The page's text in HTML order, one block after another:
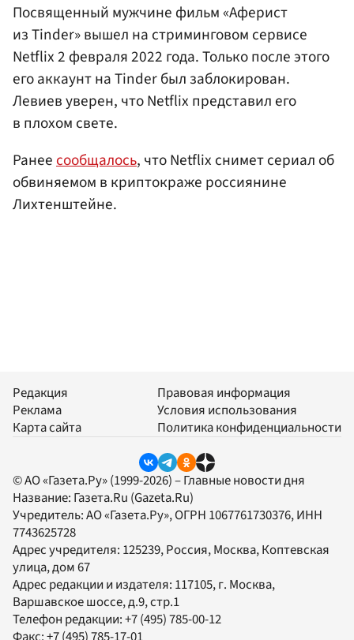
Посвященный мужчине фильм «Аферист
из Tinder» вышел на стриминговом сервисе
Netflix 2 февраля 2022 года. Только после этого
его аккаунт на Tinder был заблокирован.
Левиев уверен, что Netflix представил его
в плохом свете.
Ранеесообщалось, что Netflix снимет сериал об
обвиняемом в криптокраже россиянине
Лихтенштейне.
Редакция
Реклама
Карта сайта
Правовая информация
Условия использования
Политика конфиденциальности
© АО «Газета.Ру» (1999-2026) – Главные новости дня
Название: Газета.Ru (Gazeta.Ru)
Учредитель:АО «Газета.Ру», ОГРН 1067761730376, ИНН
7743625728
Адрес учредителя: 125239, Россия, Москва, Коптевская
улица, дом 67
Адрес редакции и издателя: 117105, г. Москва,
Варшавское шоссе, д.9, стр.1
Телефон редакции:+7 (495) 785-00-12